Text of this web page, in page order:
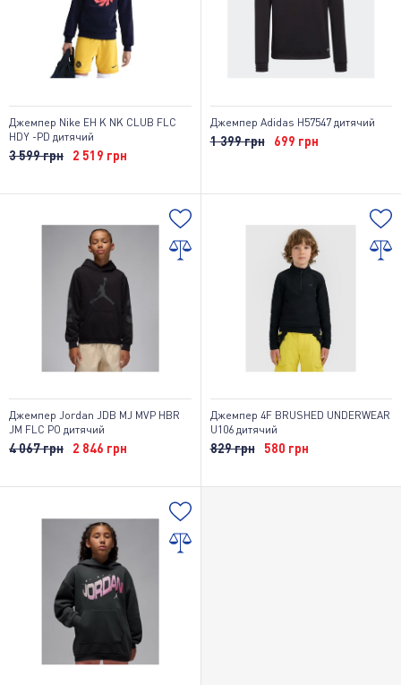
Джемпер Nike EH K NK CLUB FLC
HDY -PD дитячий
3 599 грн 2 519 грн
Джемпер Adidas H57547 дитячий
1 399 грн 699 грн
Джемпер Jordan JDB MJ MVP HBR
JM FLC PO дитячий
4 067 грн 2 846 грн
Джемпер 4F BRUSHED UNDERWEAR
U106 дитячий
829 грн 580 грн